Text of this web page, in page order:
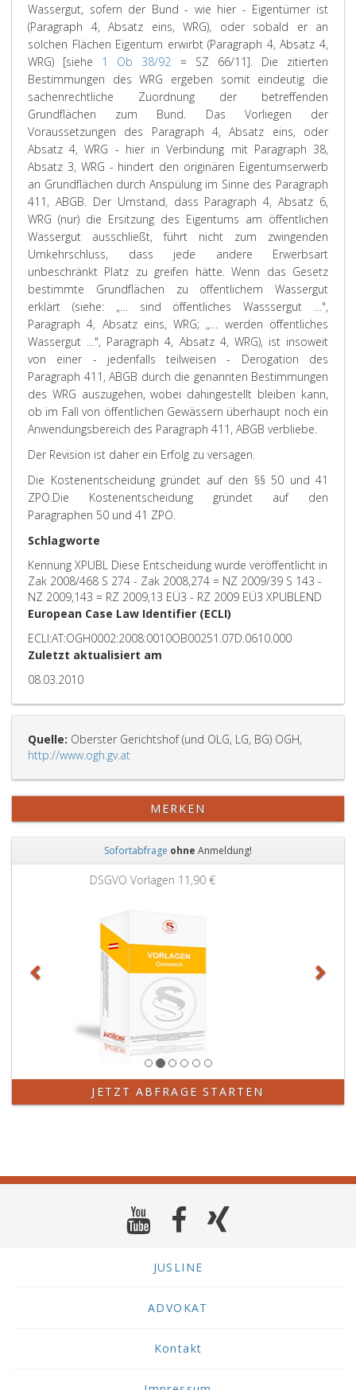
Wassergut, sofern der Bund - wie hier - Eigentümer ist
(Paragraph 4, Absatz eins, WRG), oder sobald er an
solchen Flächen Eigentum erwirbt (Paragraph 4, Absatz 4,
WRG) [siehe 1 Ob 38/92 = SZ 66/11]. Die zitierten
Bestimmungen des WRG ergeben somit eindeutig die
sachenrechtliche Zuordnung der betreffenden
Grundflächen zum Bund. Das Vorliegen der
Voraussetzungen des Paragraph 4, Absatz eins, oder
Absatz 4, WRG - hier in Verbindung mit Paragraph 38,
Absatz 3, WRG - hindert den originären Eigentumserwerb
an Grundflächen durch Anspülung im Sinne des Paragraph
411, ABGB. Der Umstand, dass Paragraph 4, Absatz 6,
WRG (nur) die Ersitzung des Eigentums am öffentlichen
Wassergut ausschließt, führt nicht zum zwingenden
Umkehrschluss, dass jede andere Erwerbsart
unbeschränkt Platz zu greifen hätte. Wenn das Gesetz
bestimmte Grundflächen zu öffentlichem Wassergut
erklärt (siehe: „… sind öffentliches Wasssergut …",
Paragraph 4, Absatz eins, WRG; „… werden öffentliches
Wassergut …", Paragraph 4, Absatz 4, WRG), ist insoweit
von einer - jedenfalls teilweisen - Derogation des
Paragraph 411, ABGB durch die genannten Bestimmungen
des WRG auszugehen, wobei dahingestellt bleiben kann,
ob im Fall von öffentlichen Gewässern überhaupt noch ein
Anwendungsbereich des Paragraph 411, ABGB verbliebe.
Der Revision ist daher ein Erfolg zu versagen.
Die Kostenentscheidung gründet auf den §§ 50 und 41
ZPO.Die Kostenentscheidung gründet auf den
Paragraphen 50 und 41 ZPO.
Schlagworte
Kennung XPUBL Diese Entscheidung wurde veröffentlicht in
Zak 2008/468 S 274 - Zak 2008,274 = NZ 2009/39 S 143 -
NZ 2009,143 = RZ 2009,13 EÜ3 - RZ 2009 EÜ3 XPUBLEND
European Case Law Identifier (ECLI)
ECLI:AT:OGH0002:2008:0010OB00251.07D.0610.000
Zuletzt aktualisiert am
08.03.2010
Quelle: Oberster Gerichtshof (und OLG, LG, BG) OGH,
http://www.ogh.gv.at
MERKEN
Sofortabfrage ohne Anmeldung!
Grundbuchauszug 11,90 €
JETZT ABFRAGE STARTEN
JUSLINE
ADVOKAT
Kontakt